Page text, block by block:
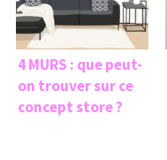
4 MURS : que peut-
on trouver sur ce
concept store ?